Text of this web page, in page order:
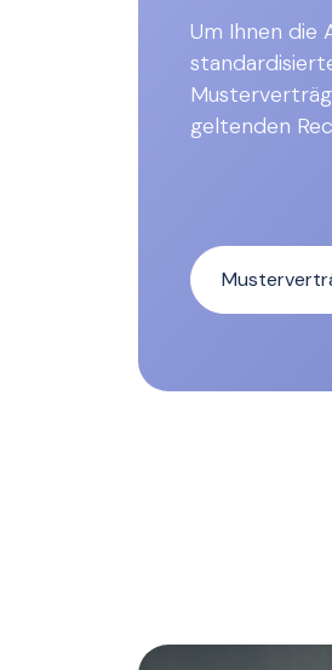
Um Ihnen die
geltenden